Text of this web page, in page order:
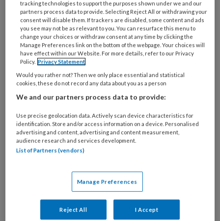
Radiomaker Bert Haandrikman liep vorig jaar
mee in de grootste: deNijmeegse Vierdaagse
(die dit jaar van 15 t/m 18 juli is). In zijn
programmaGoeidag Haandrikman
afloop verslag van de gevolgen: de blaren op
zijn voet. Hij vroeg medisch pedicure
daarmee aan moest.
Niet prikken!
Nijmeegse evenement. “Ik heb klanten die elk
jaar een afspraak inplannen in de week daarna.
Met de zeer grote blaren kan ik niet veel. Die
cliënten stuur ik door naar de dokter.” Maar je
tracking technologies to support the purposes shown under we and our
partners process data to provide. Selecting Reject All or withdrawing your
consent will disable them. If trackers are disabled, some content and ads
you see may not be as relevant to you. You can resurface this menu to
change your choices or withdraw consent at any time by clicking the
Manage Preferences link on the bottom of the webpage. Your choices will
have effect within our Website. For more details, refer to our Privacy
Policy. Privacy Statement
Would you rather not? Then we only place essential and statistical
cookies, these do not record any data about you as a person
We and our partners process data to provide:
Use precise geolocation data. Actively scan device characteristics for
identification. Store and/or access information on a device. Personalised
advertising and content, advertising and content measurement,
audience research and services development.
List of Partners (vendors)
Manage Preferences
Reject All I Accept